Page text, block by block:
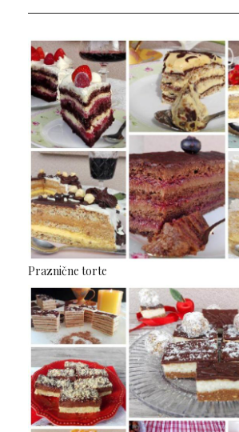
Praznične torte